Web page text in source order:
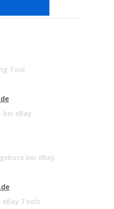
Tool
eBay.
bei eBay.
eBay Tools